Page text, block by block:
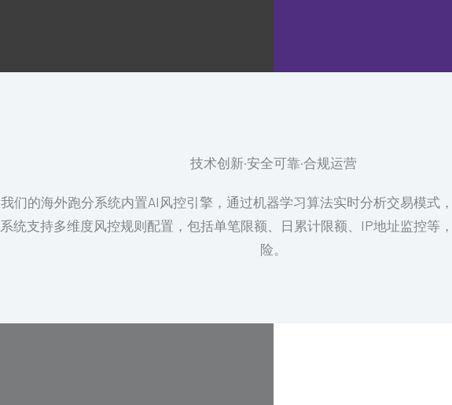
技术创新·安全可靠·合规运营
我们的海外跑分系统内置AI风控引擎，通过机器学习算法实时分析交易模式，
系统支持多维度风控规则配置，包括单笔限额、日累计限额、IP地址监控等
险。